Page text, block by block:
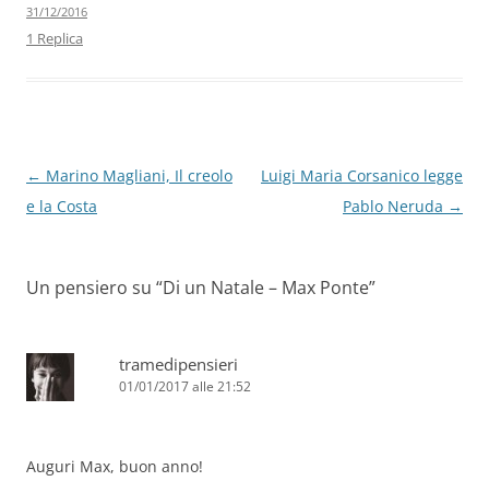
o
31/12/2016
1 Replica
Navigazione
articolo
← Marino Magliani, Il creolo
e la Costa
Luigi Maria Corsanico legge
Pablo Neruda →
Un pensiero su “Di un Natale – Max Ponte”
tramedipensieri
01/01/2017 alle 21:52
Auguri Max, buon anno!